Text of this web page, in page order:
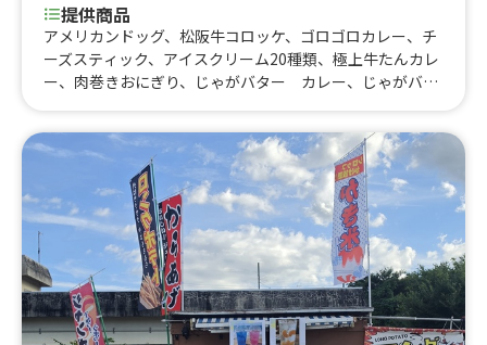
提供商品
アメリカンドッグ、松阪牛コロッケ、ゴロゴロカレー、チ
ーズスティック、アイスクリーム20種類、極上牛たんカレ
ー、肉巻きおにぎり、じゃがバター カレー、じゃがバタ
ヨ、じゃがバター チーズ、じゃがバタースイートコー
ン、お茶、缶ビール、じゃがバター、どて煮丼、どて煮、
タレカツ丼、チュロス、ペラカツカレー(2枚)、大学いも、
牛焼肉カレー、冷やしパイナップル(2本)、ポテトフライ
ビック、コーンスープ、クラムチャウダー、伊勢 うどん、
冷やしパイナップル(１本)、ドンドンスティック、ポテト
フライ、ロングチュロス、揚げたこ焼き、鈴鹿から揚げ、
カレーパン、チーズドッグ、ハンバーグカレー、ポークカ
レー、から揚げカレー、チーズカレー、シーフードカレ
ー、肉カレー、ペラカツカレー(1枚)、松阪牛すじカレー